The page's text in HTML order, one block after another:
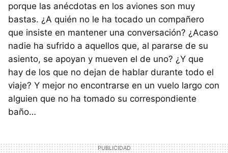
porque las anécdotas en los aviones son muy
bastas. ¿A quién no le ha tocado un compañero
que insiste en mantener una conversación? ¿Acaso
nadie ha sufrido a aquellos que, al pararse de su
asiento, se apoyan y mueven el de uno? ¿Y que
hay de los que no dejan de hablar durante todo el
viaje? Y mejor no encontrarse en un vuelo largo con
alguien que no ha tomado su correspondiente
baño…